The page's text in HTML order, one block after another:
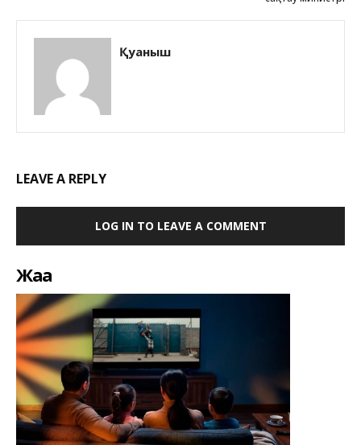
Қуаныш
LEAVE A REPLY
LOG IN TO LEAVE A COMMENT
Жаңа